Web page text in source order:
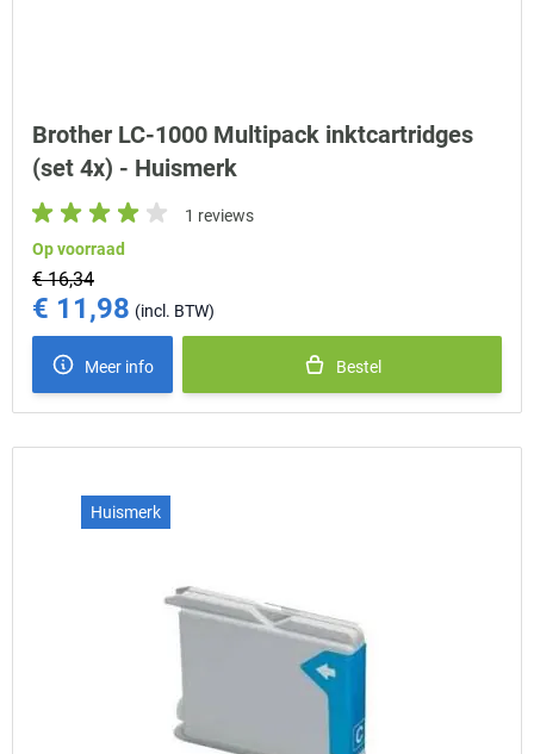
Brother LC-1000 Multipack inktcartridges
(set 4x) - Huismerk
1 reviews
Op voorraad
€ 16,34
Special Price
€ 11,98
Meer info Bestel
Huismerk